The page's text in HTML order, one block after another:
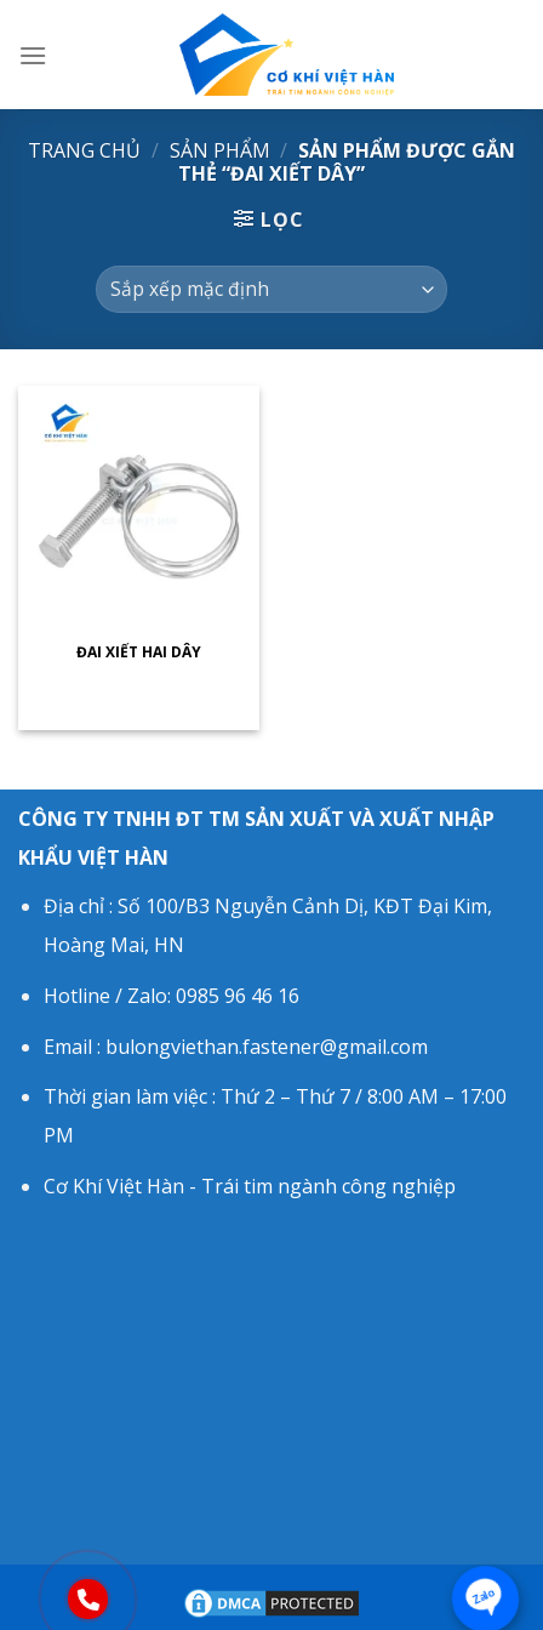
TRANG CHỦ / SẢN PHẨM / SẢN PHẨM ĐƯỢC GẮN
THẺ “ĐAI XIẾT DÂY”
LỌC
ĐAI XIẾT HAI DÂY
CÔNG TY TNHH ĐT TM SẢN XUẤT VÀ XUẤT NHẬP
KHẨU VIỆT HÀN
Địa chỉ : Số 100/B3 Nguyễn Cảnh Dị, KĐT Đại Kim,
Hoàng Mai, HN
Hotline / Zalo: 0985 96 46 16
Email : bulongviethan.fastener@gmail.com
Thời gian làm việc : Thứ 2 – Thứ 7 / 8:00 AM – 17:00
PM
Cơ Khí Việt Hàn - Trái tim ngành công nghiệp
Zalo